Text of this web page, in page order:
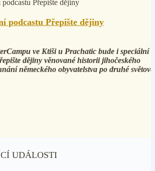
podcastu Přepište dějiny
ve Ktiši u Prachatic bude i speciální
dějiny věnované historii jihočeského
německého obyvatelstva po druhé světové
UDÁLOSTI